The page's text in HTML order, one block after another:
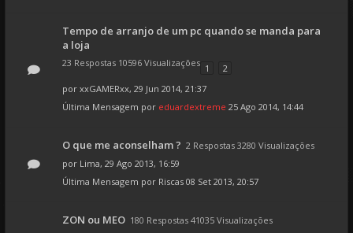
Tempo de arranjo de um pc quando se manda para
a loja
23 Respostas 10596 Visualizações 1
2
por xxGAMERxx, 29 Jun 2014, 21:37
Última Mensagem por eduardextreme 25 Ago 2014, 14:44
O que me aconselham ? 2 Respostas 3280 Visualizações
por Lima, 29 Ago 2013, 16:59
Última Mensagem por Riscas 08 Set 2013, 20:57
ZON ou MEO 180 Respostas 41035 Visualizações